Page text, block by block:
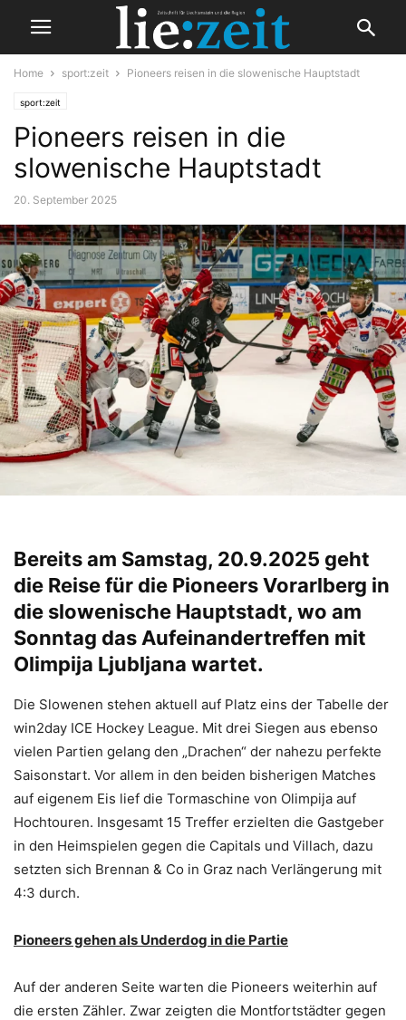
Home sport:zeit Pioneers reisen in die slowenische Hauptstadt
sport:zeit
Pioneers reisen in die
slowenische Hauptstadt
20. September 2025
Bereits am Samstag, 20.9.2025 geht
die Reise für die Pioneers Vorarlberg in
die slowenische Hauptstadt, wo am
Sonntag das Aufeinandertreffen mit
Olimpija Ljubljana wartet.
Die Slowenen stehen aktuell auf Platz eins der Tabelle der
win2day ICE Hockey League. Mit drei Siegen aus ebenso
vielen Partien gelang den „Drachen“ der nahezu perfekte
Saisonstart. Vor allem in den beiden bisherigen Matches
auf eigenem Eis lief die Tormaschine von Olimpija auf
Hochtouren. Insgesamt 15 Treffer erzielten die Gastgeber
in den Heimspielen gegen die Capitals und Villach, dazu
setzten sich Brennan & Co in Graz nach Verlängerung mit
4:3 durch.
Pioneers gehen als Underdog in die Partie
Auf der anderen Seite warten die Pioneers weiterhin auf
die ersten Zähler. Zwar zeigten die Montfortstädter gegen